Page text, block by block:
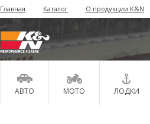
Главная Каталог О продукции K&N
АВТО МОТО ЛОДКИ